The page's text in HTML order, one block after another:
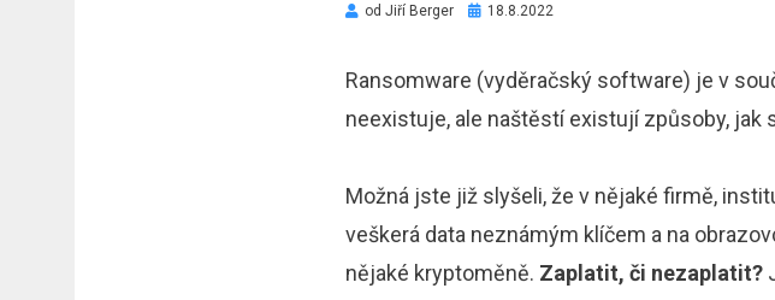
od Jiří Berger
Zveřejněno
18.8.2022
Ransomware (vyděračský software) je v
neexistuje, ale naštěstí existují způsoby, jak
Možná jste již slyšeli, že v nějaké firmě,
veškerá data neznámým klíčem a na
nějaké kryptoměně. Zaplatit, či nezaplatit?